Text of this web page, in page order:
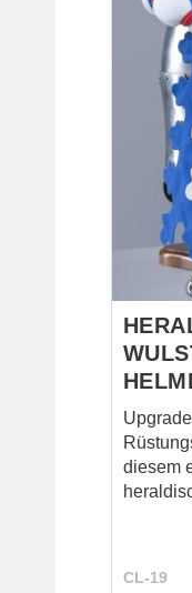
diesem
Buhurt
CL-19